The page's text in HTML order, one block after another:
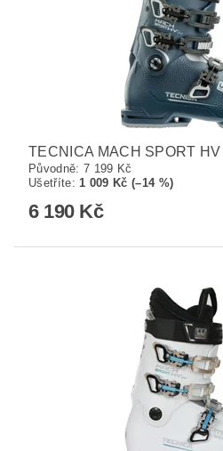
TECNICA MACH SPORT
Původně: 7 199 Kč
Ušetříte: 1 009 Kč (–14 %)
6 190 Kč